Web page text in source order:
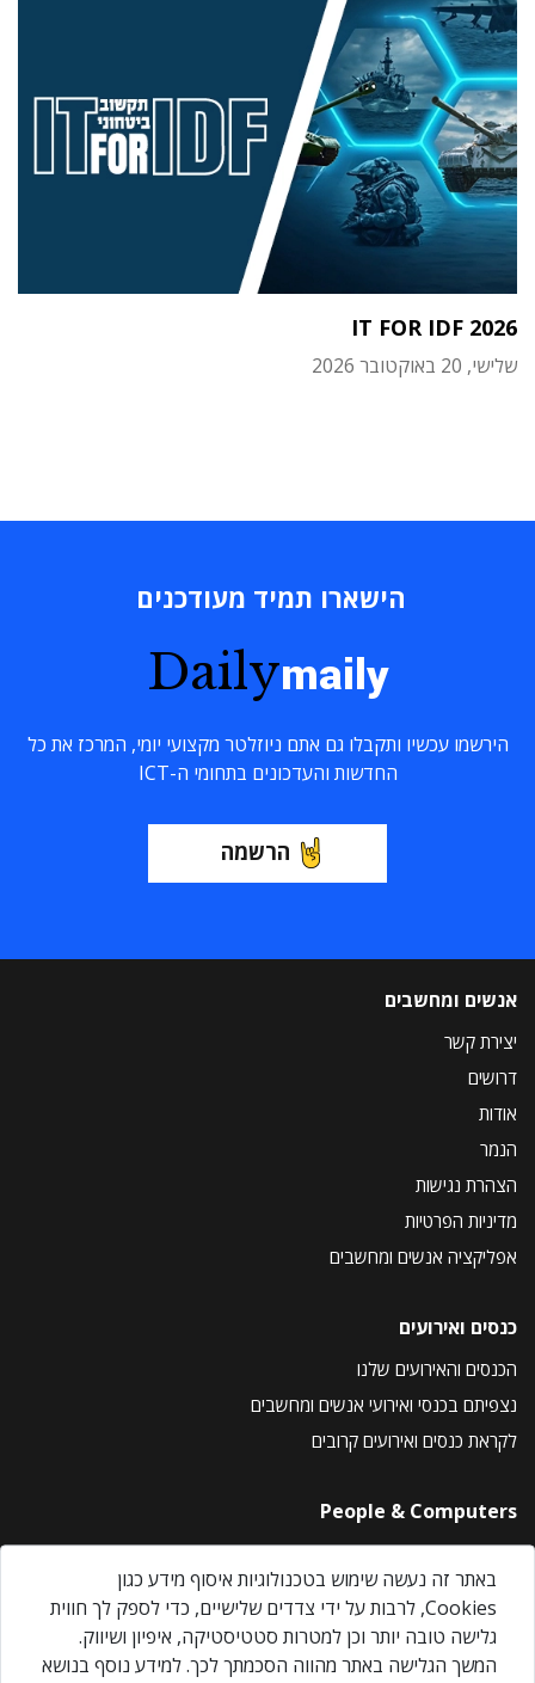
IT FOR IDF 2026
שלישי, 20 באוקטובר 2026
הישארו תמיד מעודכנים
Dailymaily
הירשמו עכשיו ותקבלו גם אתם ניוזלטר מקצועי יומי, המרכז את כל
החדשות והעדכונים בתחומי ה-ICT
הרשמה
אנשים ומחשבים
יצירת קשר
דרושים
אודות
הנמר
הצהרת נגישות
מדיניות הפרטיות
אפליקציה אנשים ומחשבים
כנסים ואירועים
הכנסים והאירועים שלנו
נצפיתם בכנסי ואירועי אנשים ומחשבים
לקראת כנסים ואירועים קרובים
People & Computers
About Us
Privacy Policy
Contact Us
Our Events
באתר זה נעשה שימוש בטכנולוגיות איסוף מידע כגון
Cookies, לרבות על ידי צדדים שלישיים, כדי לספק לך חווית
גלישה טובה יותר וכן למטרות סטטיסטיקה, איפיון ושיווק.
המשך הגלישה באתר מהווה הסכמתך לכך. למידע נוסף בנושא